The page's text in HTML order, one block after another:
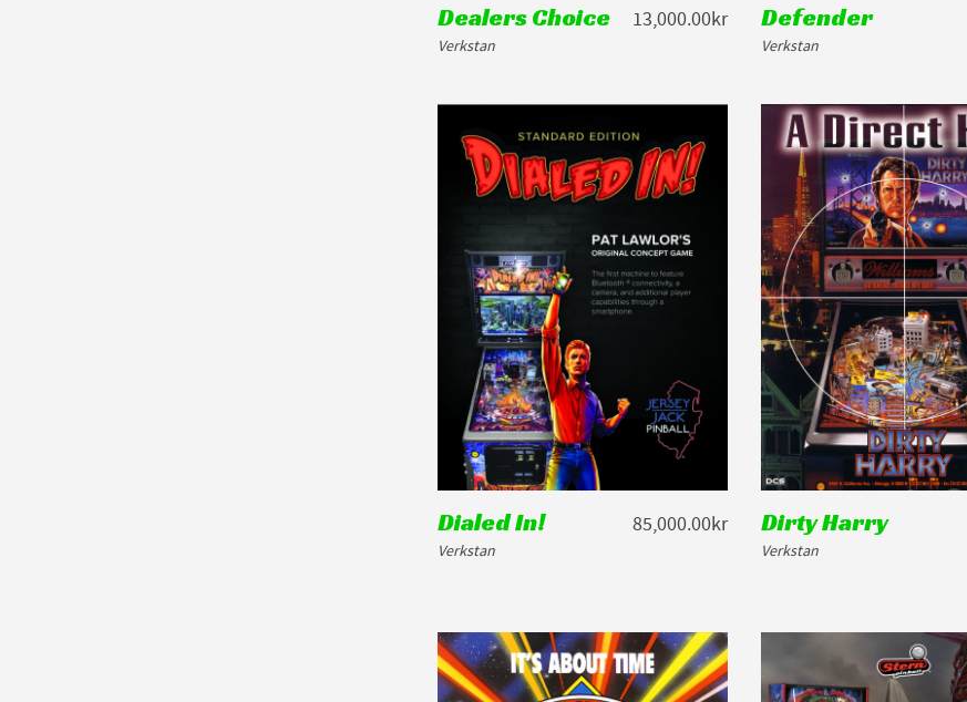
Dealers Choice
Verkstan
13,000.00kr Defender
Verkstan
Dialed In!
Verkstan
85,000.00kr Dirty Harry
Verkstan